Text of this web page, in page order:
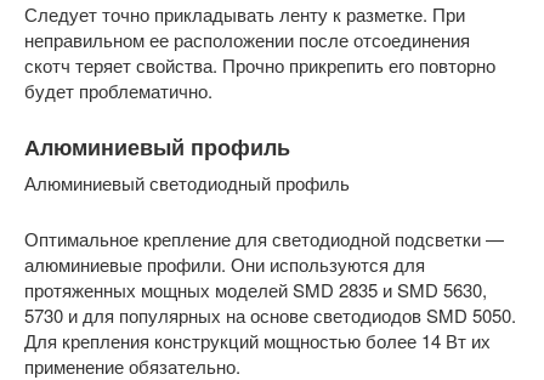
Следует точно прикладывать ленту к разметке. При
неправильном ее расположении после отсоединения
скотч теряет свойства. Прочно прикрепить его повторно
будет проблематично.
Алюминиевый профиль
Алюминиевый светодиодный профиль
Оптимальное крепление для светодиодной подсветки —
алюминиевые профили. Они используются для
протяженных мощных моделей SMD 2835 и SMD 5630,
5730 и для популярных на основе светодиодов SMD 5050.
Для крепления конструкций мощностью более 14 Вт их
применение обязательно.